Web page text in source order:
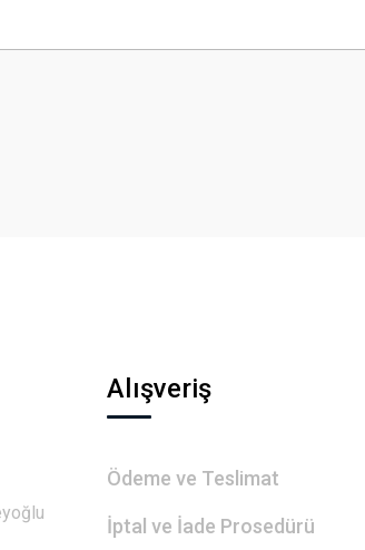
Alışveriş
Ödeme ve Teslimat
İptal ve İade Prosedürü